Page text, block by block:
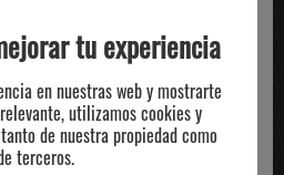
INTERESAR
tu experiencia
en nuestras web y mostrarte
utilizamos cookies y
de nuestra propiedad como
terceros.